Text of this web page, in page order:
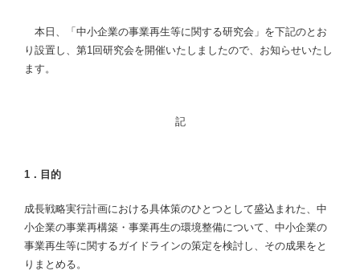
本日、「中小企業の事業再生等に関する研究会」を下記のとお
り設置し、第1回研究会を開催いたしましたので、お知らせいたし
ます。
記
1．目的
成長戦略実行計画における具体策のひとつとして盛込まれた、中
小企業の事業再構築・事業再生の環境整備について、中小企業の
事業再生等に関するガイドラインの策定を検討し、その成果をと
りまとめる。